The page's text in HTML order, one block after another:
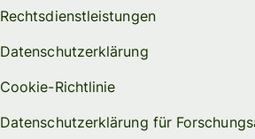
Rechtsdienstleistungen
Datenschutzerklärung
Cookie-Richtlinie
Datenschutzerklärung für